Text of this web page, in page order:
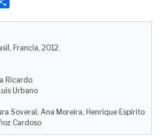
a
t
i
r
Francia, 2012.
Ricardo
Urbano
Soveral, Ana Moreira, Henrique Espirito
Cardoso